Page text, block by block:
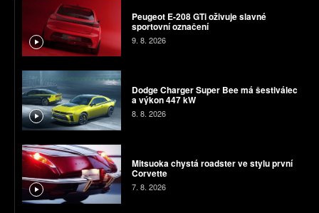
Peugeot E-208 GTi oživuje slavné
sportovní označení
9. 8. 2026
Dodge Charger Super Bee má šestiválec
a výkon 447 kW
8. 8. 2026
Mitsuoka chystá roadster ve stylu první
Corvette
7. 8. 2026